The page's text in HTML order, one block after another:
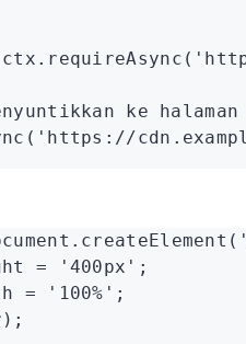
ctx .requireAsync (
ke halaman
( 'https://
.createElement (
= '400px' ;
= '100%' ;